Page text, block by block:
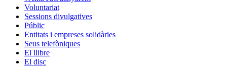
Voluntariat
Sessions divulgatives
Públic
Entitats i empreses solidàries
Seus telefòniques
El llibre
El disc